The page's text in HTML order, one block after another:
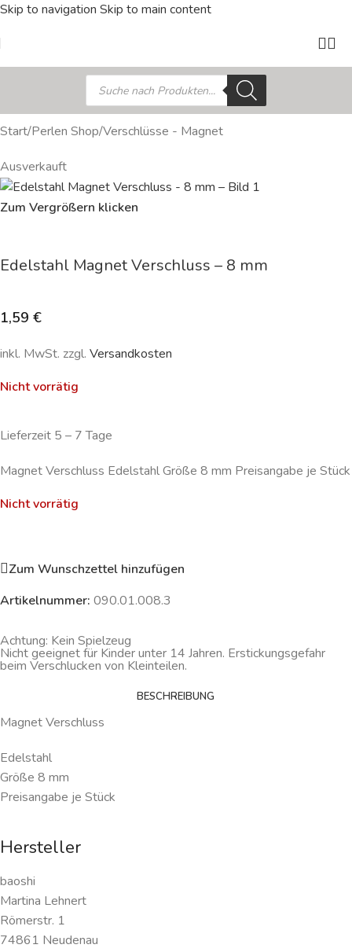
Skip to navigation Skip to main content
Start/Perlen Shop/Verschlüsse - Magnet
Ausverkauft
Zum Vergrößern klicken
Edelstahl Magnet Verschluss – 8 mm
1,59 €
inkl. MwSt. zzgl. Versandkosten
Nicht vorrätig
Lieferzeit 5 – 7 Tage
Magnet Verschluss Edelstahl Größe 8 mm Preisangabe je Stück
Nicht vorrätig
Zum Wunschzettel hinzufügen
Artikelnummer: 090.01.008.3
Achtung: Kein Spielzeug
Nicht geeignet für Kinder unter 14 Jahren. Erstickungsgefahr
beim Verschlucken von Kleinteilen.
BESCHREIBUNG
Magnet Verschluss
Edelstahl
Größe 8 mm
Preisangabe je Stück
Hersteller
baoshi
Martina Lehnert
Römerstr. 1
74861 Neudenau